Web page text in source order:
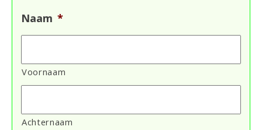
Naam *
Voornaam
Achternaam